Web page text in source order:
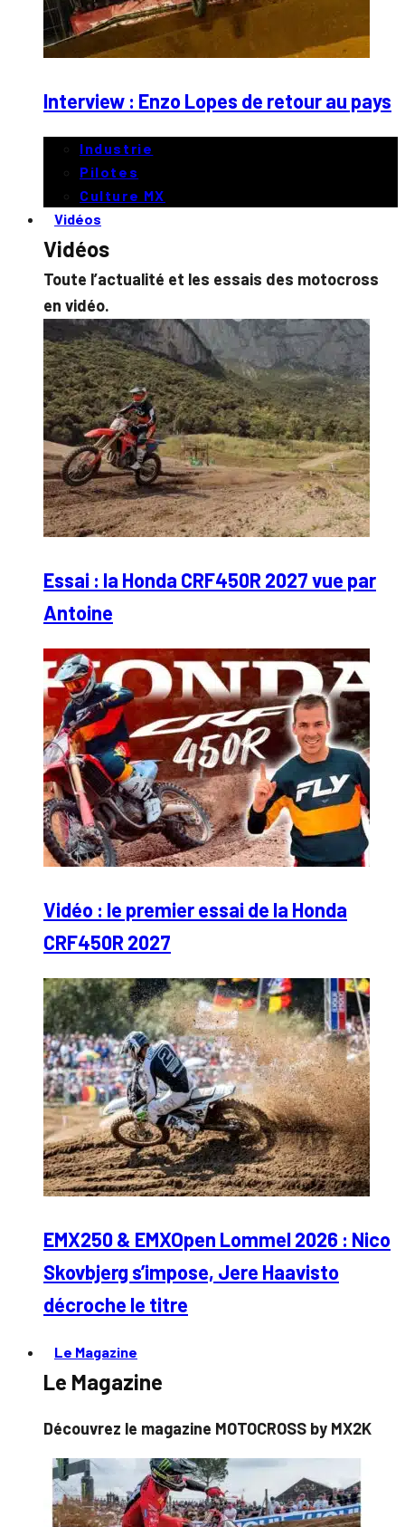
Interview : Enzo Lopes de retour au pays
Industrie
Pilotes
Culture MX
Vidéos
Vidéos
Toute l’actualité et les essais des motocross
en vidéo.
Essai : la Honda CRF450R 2027 vue par
Antoine
Vidéo : le premier essai de la Honda
CRF450R 2027
EMX250 & EMXOpen Lommel 2026 : Nico
Skovbjerg s’impose, Jere Haavisto
décroche le titre
Le Magazine
Le Magazine
Découvrez le magazine MOTOCROSS by MX2K